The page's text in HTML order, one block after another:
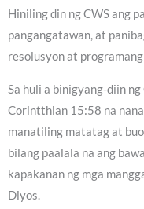
Hiniling din ng CWS ang
pangangatawan, at
resolusyon at
Sa huli a binigyang-diin
Corintthian 15:58 na
manatiling matatag at
bilang paalala na ang
kapakanan ng mga
Diyos.